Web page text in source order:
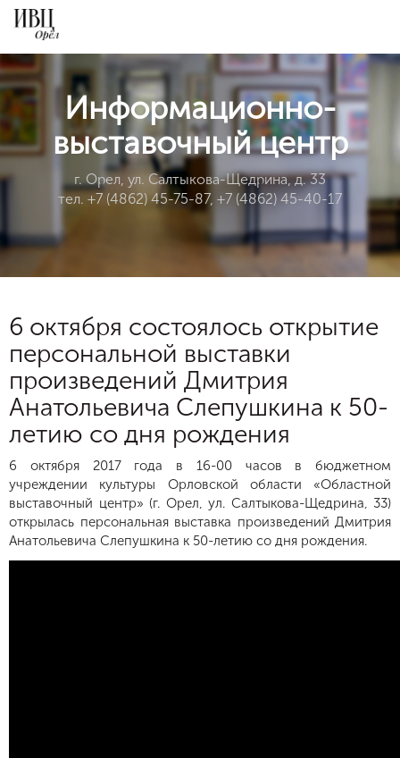
Информационно-
выставочный центр
г. Орел, ул. Салтыкова-Щедрина, д. 33
тел. +7 (4862) 45-75-87, +7 (4862) 45-40-17
6 октября состоялось открытие
персональной выставки
произведений Дмитрия
Анатольевича Слепушкина к 50-
летию со дня рождения
6 октября 2017 года в 16-00 часов в бюджетном
учреждении культуры Орловской области «Областной
выставочный центр» (г. Орел, ул. Салтыкова-Щедрина, 33)
открылась персональная выставка произведений Дмитрия
Анатольевича Слепушкина к 50-летию со дня рождения.